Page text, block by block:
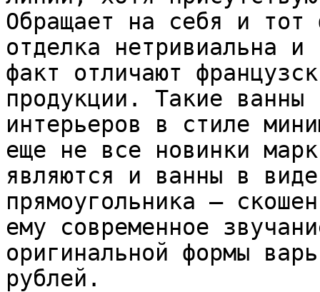
Обращает на себя и тот
отделка нетривиальна
факт отличают
продукции. Такие ванны
интерьеров в стиле
еще не все новинки
являются и ванны в
прямоугольника –
ему современное
оригинальной формы
рублей.